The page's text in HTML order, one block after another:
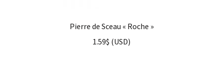
Pierre de Sceau « Roche »
1.59$ (USD)